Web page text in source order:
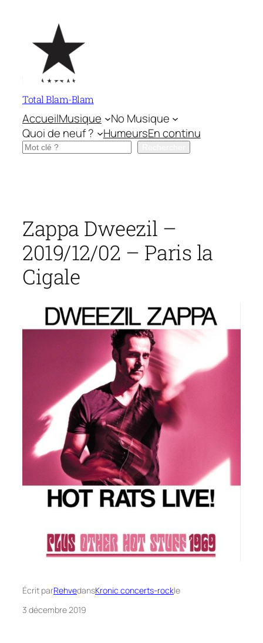
contenu
Total Blam-Blam
AccueilMusique
No Musique
Quoi de neuf ?
HumeursEn continu
Rechercher
Zappa Dweezil –
2019/12/02 – Paris la
Cigale
Écrit parRehvedansKronic concerts-rockle
3 décembre 2019